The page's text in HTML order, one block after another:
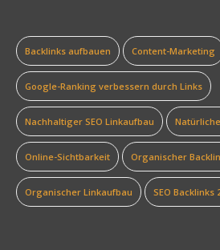
Backlinks aufbauen Content-Marketing
Google-Ranking verbessern durch Links
Nachhaltiger SEO Linkaufbau
Online-Sichtbarkeit Organischer
Organischer Linkaufbau SEO Backlinks